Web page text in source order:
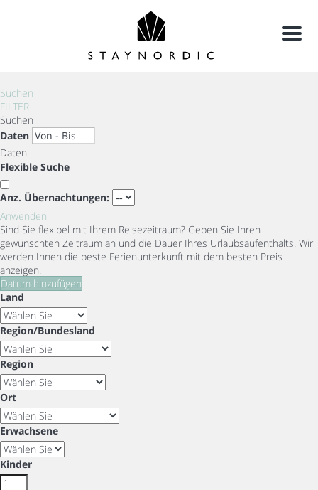
Menu
Suchen
FILTER
Suchen
Daten
Daten
Flexible Suche
Anz. Übernachtungen:
Anwenden
Sind Sie flexibel mit Ihrem Reisezeitraum? Geben Sie Ihren
gewünschten Zeitraum an und die Dauer Ihres Urlaubsaufenthalts. Wir
werden Ihnen die beste Ferienunterkunft mit dem besten Preis
anzeigen.
Datum hinzufügen
Land
Region/Bundesland
Region
Ort
Erwachsene
Kinder